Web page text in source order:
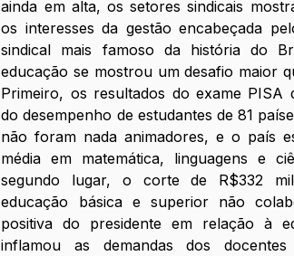
ainda em alta, os setores sindicais
os interesses da gestão encabeçada
sindical mais famoso da história do
educação se mostrou um desafio maior
Primeiro, os resultados do exame PISA
do desempenho de estudantes de 81
não foram nada animadores, e o país
média em matemática, linguagens e
segundo lugar, o corte de R$332
educação básica e superior não
positiva do presidente em relação à
inflamou as demandas dos